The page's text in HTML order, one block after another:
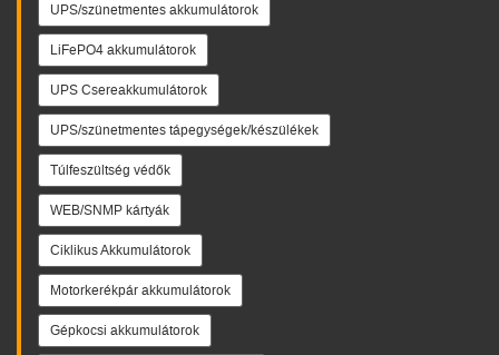
UPS/szünetmentes akkumulátorok
LiFePO4 akkumulátorok
UPS Csereakkumulátorok
UPS/szünetmentes tápegységek/készülékek
Túlfeszültség védők
WEB/SNMP kártyák
Ciklikus Akkumulátorok
Motorkerékpár akkumulátorok
Gépkocsi akkumulátorok